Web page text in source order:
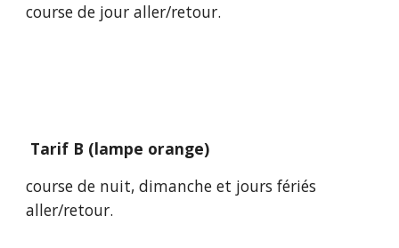
course de jour aller/retour.
Tarif B (lampe orange)
course de nuit, dimanche et jours fériés
aller/retour.